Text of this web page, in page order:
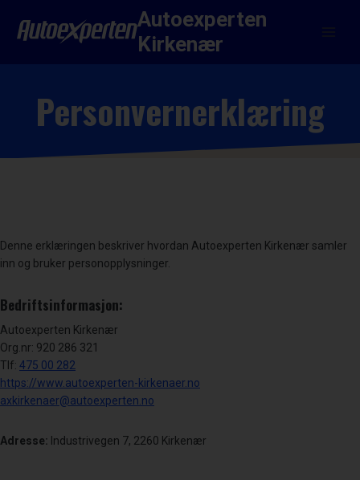
content
Autoexperten
Kirkenær
Personvernerklæring
Denne erklæringen beskriver hvordan Autoexperten Kirkenær samler
inn og bruker personopplysninger.
Bedriftsinformasjon:
Autoexperten Kirkenær
Org.nr: 920 286 321
Tlf: 475 00 282
https://www.autoexperten-kirkenaer.no
axkirkenaer@autoexperten.no
Adresse: Industrivegen 7, 2260 Kirkenær